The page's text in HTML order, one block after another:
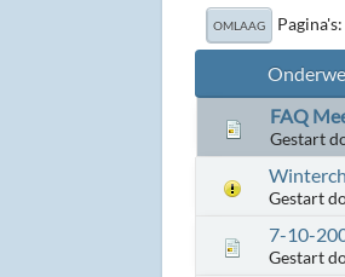
OMLAAG Pagina's
FAQ
Gestart
Gestart
7-10-
Gestart